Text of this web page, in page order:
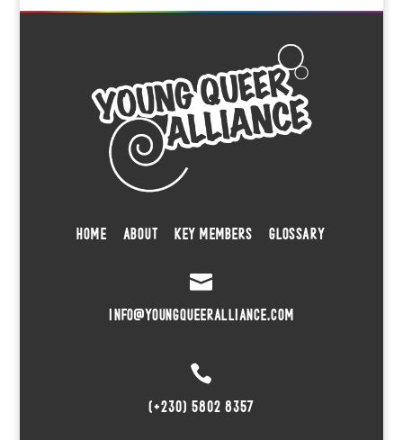
HOME ABOUT KEY MEMBERS GLOSSARY

INFO@YOUNGQUEERALLIANCE.COM

(+230) 5802 8357